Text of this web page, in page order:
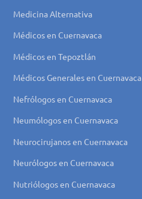
Medicina Alternativa
Médicos en Cuernavaca
Médicos en Tepoztlán
Médicos Generales en Cuernavaca
Nefrólogos en Cuernavaca
Neumólogos en Cuernavaca
Neurocirujanos en Cuernavaca
Neurólogos en Cuernavaca
Nutriólogos en Cuernavaca